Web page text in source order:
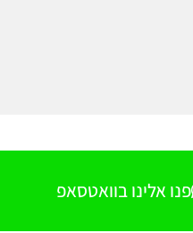
פנו אלינו בוואטסאפ